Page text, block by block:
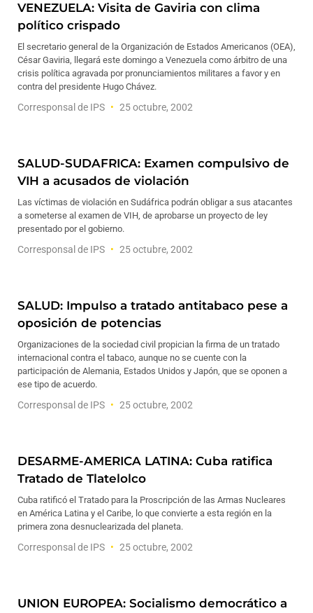
VENEZUELA: Visita de Gaviria con clima
político crispado
El secretario general de la Organización de Estados Americanos (OEA),
César Gaviria, llegará este domingo a Venezuela como árbitro de una
crisis política agravada por pronunciamientos militares a favor y en
contra del presidente Hugo Chávez.
Corresponsal de IPS 25 octubre, 2002
SALUD-SUDAFRICA: Examen compulsivo de
VIH a acusados de violación
Las víctimas de violación en Sudáfrica podrán obligar a sus atacantes
a someterse al examen de VIH, de aprobarse un proyecto de ley
presentado por el gobierno.
Corresponsal de IPS 25 octubre, 2002
SALUD: Impulso a tratado antitabaco pese a
oposición de potencias
Organizaciones de la sociedad civil propician la firma de un tratado
internacional contra el tabaco, aunque no se cuente con la
participación de Alemania, Estados Unidos y Japón, que se oponen a
ese tipo de acuerdo.
Corresponsal de IPS 25 octubre, 2002
DESARME-AMERICA LATINA: Cuba ratifica
Tratado de Tlatelolco
Cuba ratificó el Tratado para la Proscripción de las Armas Nucleares
en América Latina y el Caribe, lo que convierte a esta región en la
primera zona desnuclearizada del planeta.
Corresponsal de IPS 25 octubre, 2002
UNION EUROPEA: Socialismo democrático a